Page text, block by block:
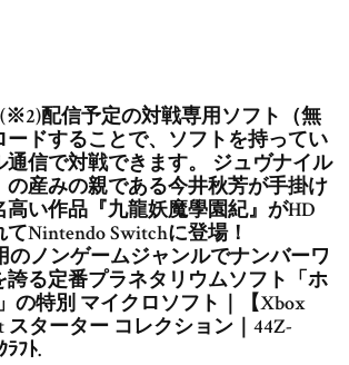
(※2)配信予定の対戦専用ソフト（無
ードすることで、ソフトを持ってい
通信で対戦できます。 ジュヴナイル
の産みの親である今井秋芳が手掛け
高い作品『九龍妖魔學園紀』がHD
Nintendo Switchに登場！
のノンゲームジャンルでナンバーワ
誇る定番プラネタリウムソフト「ホ
の特別 マイクロソフト｜【Xbox
スターター コレクション｜44Z-
ﾗﾌﾄ.